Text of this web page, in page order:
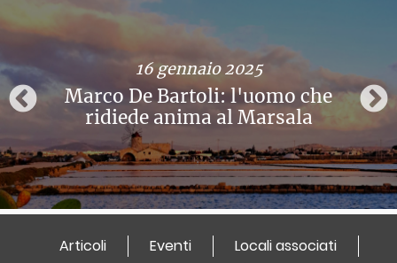
16 gennaio 2025
Marco De Bartoli: l'uomo che
ridiede anima al Marsala
Articoli Eventi
Locali associati